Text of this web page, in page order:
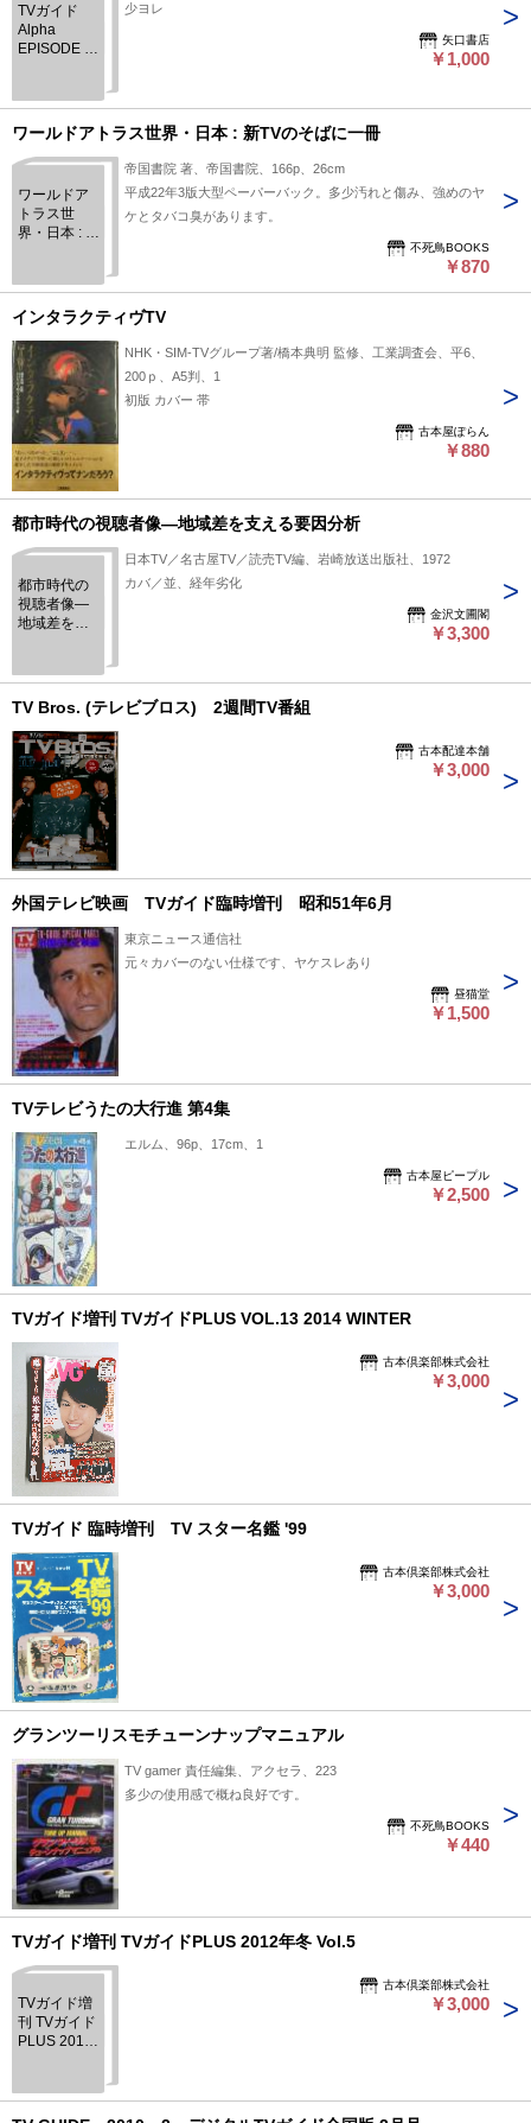
ポイントは午後一一時/夜のバレーボール大会/ミス・ブス・コ
ンテスト 逃げられ亭主コンテスト/夜の水泳大会/ラスト秘話
親の七光り娘たち/小林旭/西郷輝彦/小川知子/石坂浩二 第三章
放送作家の軌跡―菅沼定憲 TVは朝からエレキ・サウンド 『ヤ
ング720』/七〇年代の若者にとってあこがれの仕事とは/アメ
リカ帰り青年の光と影 『11PM』の時代 TVが生んだ二人の天
ィレクター/TVにタブーはない/田原総一朗は番組司会者ではな
TVの未来 今のTVはすべてCM? TV番組のメリットは何か/付和
雷同するTVファン TVへの興味がなぜ薄くなったのか 日常に
埋没したTV番組/謙虚さがないTVスタッフ/知恵にお金を払い
たがらない習慣 ヤラセはわるいことなのか TVに未来はあるの
か パーキンソンの法則/文化と文明の違い/放送の多チャンネル
化/アナログからデジタルへ/ 映像のデジタル化はまずハードか
TVガイド
Alpha
EPISODE G
少ヨレ
矢口書店
￥1,000
ワールドアトラス世界・日本 : 新TVのそばに一冊
ワールドア
トラス世
界・日本 : 新
帝国書院 著、帝国書院、166p、26cm
平成22年3版大型ペーパーバック。多少汚れと傷み、強めのヤ
ケとタバコ臭があります。
不死鳥BOOKS
￥870
インタラクティヴTV
NHK・SIM-TVグループ著/橋本典明 監修、工業調査会、平6、
200ｐ、A5判、1
初版 カバー 帯
古本屋ぽらん
￥880
都市時代の視聴者像―地域差を支える要因分析
都市時代の
視聴者像―
地域差を支
日本TV／名古屋TV／読売TV編、岩崎放送出版社、1972
カバ／並、経年劣化
金沢文圃閣
￥3,300
TV Bros. (テレビブロス) 2週間TV番組
古本配達本舗
￥3,000
外国テレビ映画 TVガイド臨時増刊 昭和51年6月
東京ニュース通信社
元々カバーのない仕様です、ヤケスレあり
昼猫堂
￥1,500
TVテレビうたの大行進 第4集
エルム、96p、17cm、1
古本屋ピープル
￥2,500
TVガイド増刊 TVガイドPLUS VOL.13 2014 WINTER
古本倶楽部株式会社
￥3,000
TVガイド 臨時増刊 TV スター名鑑 '99
古本倶楽部株式会社
￥3,000
グランツーリスモチューンナップマニュアル
TV gamer 責任編集、アクセラ、223
多少の使用感で概ね良好です。
不死鳥BOOKS
￥440
TVガイド増刊 TVガイドPLUS 2012年冬 Vol.5
TVガイド増
刊 TVガイド
PLUS 2012
古本倶楽部株式会社
￥3,000